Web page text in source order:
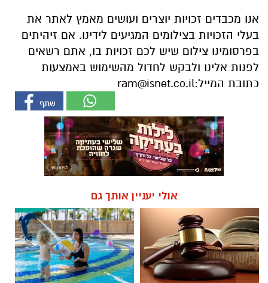
אנו מכבדים זכויות יוצרים ועושים מאמץ לאתר את
בעלי הזכויות בצילומים המגיעים לידינו. אם זיהיתים
בפרסומינו צילום שיש לכם זכויות בו, אתם רשאים
לפנות אלינו ולבקש לחדול מהשימוש באמצעות
כתובת המייל:ram@isnet.co.il
אולי יעניין אותך גם